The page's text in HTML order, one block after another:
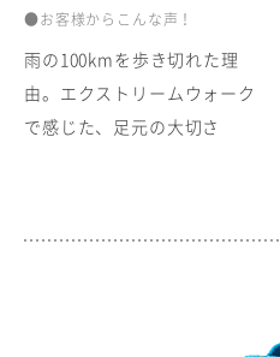
●お客様からこんな声！
雨の100kmを歩き切れた理
由。エクストリームウォーク
で感じた、足元の大切さ